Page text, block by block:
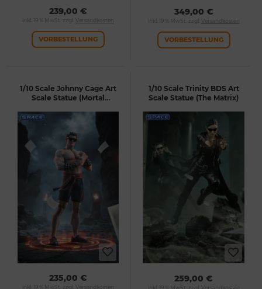
239,00 €
inkl. 19 % MwSt. zzgl. Versandkosten
VORBESTELLUNG
349,00 €
inkl. 19 % MwSt. zzgl. Versandkosten
VORBESTELLUNG
1/10 Scale Johnny Cage Art
Scale Statue (Mortal
235,00 €
inkl. 19 % MwSt. zzgl. Versandkosten
1/10 Scale Trinity BDS Art
Scale Statue (The Matrix)
259,00 €
inkl. 19 % MwSt. zzgl. Versandkosten